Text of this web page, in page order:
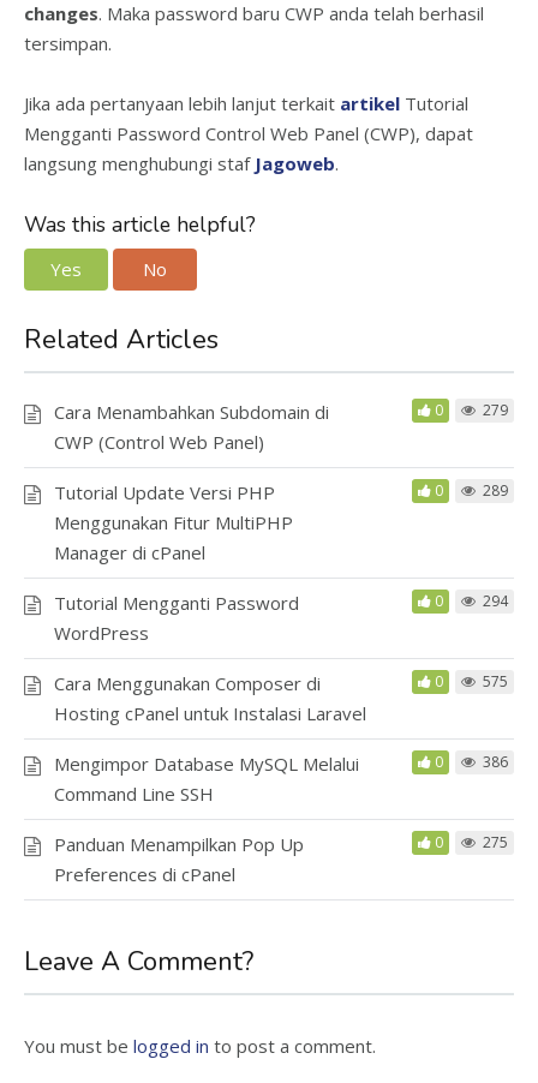
changes. Maka password baru CWP anda telah berhasil
tersimpan.
Jika ada pertanyaan lebih lanjut terkait artikel Tutorial
Mengganti Password Control Web Panel (CWP), dapat
langsung menghubungi staf Jagoweb.
Was this article helpful?
Yes No
Related Articles
Cara Menambahkan Subdomain di
CWP (Control Web Panel)
0 279
Tutorial Update Versi PHP
Menggunakan Fitur MultiPHP
Manager di cPanel
0 289
Tutorial Mengganti Password
WordPress
0 294
Cara Menggunakan Composer di
Hosting cPanel untuk Instalasi Laravel
0 575
Mengimpor Database MySQL Melalui
Command Line SSH
0 386
Panduan Menampilkan Pop Up
Preferences di cPanel
0 275
Leave A Comment?
You must be logged in to post a comment.